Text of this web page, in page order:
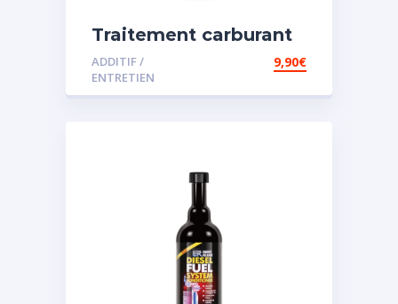
Traitement carburant
diesel et essence
ADDITIF /
ENTRETIEN
9,90€